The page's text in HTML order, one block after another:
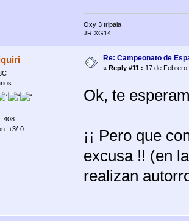
Oxy 3 tripala
JR XG14
408
+3/-0
Re: Campeonato de
« Reply #11 : 17 de Febrero
Ok, te
¡¡ Pero que
excusa !! (en
realizan